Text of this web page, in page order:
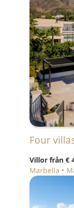
Four
Villor från €
Marbella